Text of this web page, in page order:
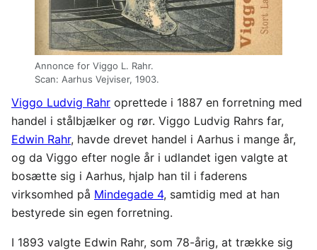
Annonce for Viggo L. Rahr.
Scan: Aarhus Vejviser, 1903.
Viggo Ludvig Rahr oprettede i 1887 en forretning med
handel i stålbjælker og rør. Viggo Ludvig Rahrs far,
Edwin Rahr, havde drevet handel i Aarhus i mange år,
og da Viggo efter nogle år i udlandet igen valgte at
bosætte sig i Aarhus, hjalp han til i faderens
virksomhed på Mindegade 4, samtidig med at han
bestyrede sin egen forretning.
I 1893 valgte Edwin Rahr, som 78-årig, at trække sig